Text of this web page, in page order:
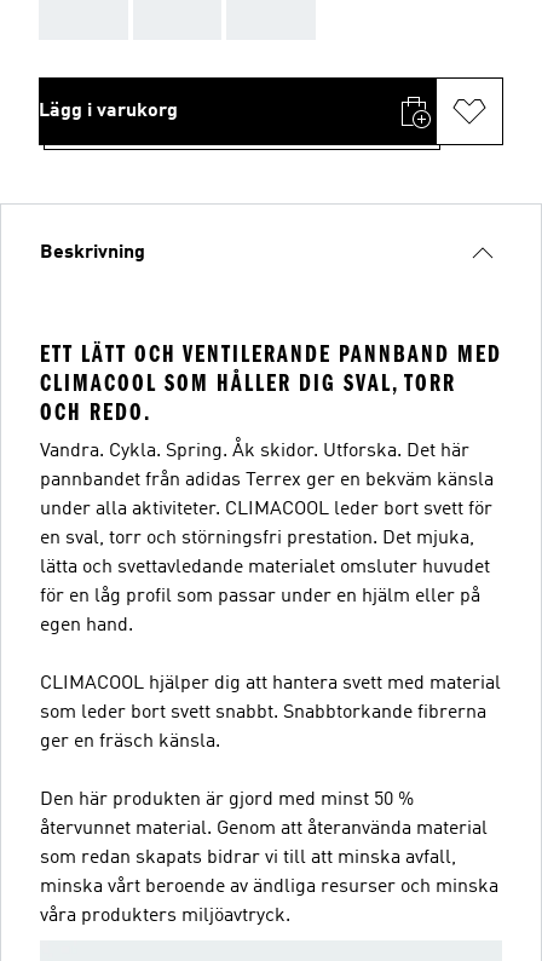
Lägg i varukorg
Beskrivning
ETT LÄTT OCH VENTILERANDE PANNBAND MED
CLIMACOOL SOM HÅLLER DIG SVAL, TORR
OCH REDO.
Vandra. Cykla. Spring. Åk skidor. Utforska. Det här
pannbandet från adidas Terrex ger en bekväm känsla
under alla aktiviteter. CLIMACOOL leder bort svett för
en sval, torr och störningsfri prestation. Det mjuka,
lätta och svettavledande materialet omsluter huvudet
för en låg profil som passar under en hjälm eller på
egen hand.
CLIMACOOL hjälper dig att hantera svett med material
som leder bort svett snabbt. Snabbtorkande fibrerna
ger en fräsch känsla.
Den här produkten är gjord med minst 50 %
återvunnet material. Genom att återanvända material
som redan skapats bidrar vi till att minska avfall,
minska vårt beroende av ändliga resurser och minska
våra produkters miljöavtryck.